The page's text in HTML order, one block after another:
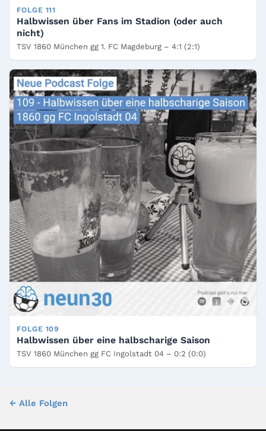
FOLGE 111
Halbwissen über Fans im Stadion (oder auch
nicht)
TSV 1860 München gg 1. FC Magdeburg – 4:1 (2:1)
FOLGE 109
Halbwissen über eine halbscharige Saison
TSV 1860 München gg FC Ingolstadt 04 – 0:2 (0:0)
← Alle Folgen